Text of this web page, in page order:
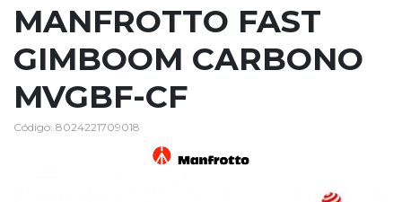
MANFROTTO FAST
GIMBOOM CARBONO
MVGBF-CF
Código: 8024221709018